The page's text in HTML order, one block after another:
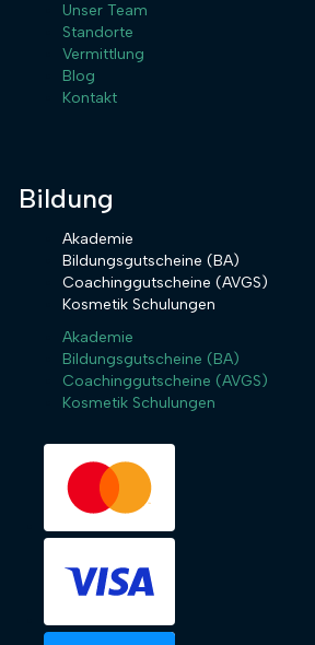
Unser Team
Standorte
Vermittlung
Blog
Kontakt
Bildung
Akademie
Bildungsgutscheine (BA)
Coachinggutscheine (AVGS)
Kosmetik Schulungen
Akademie
Bildungsgutscheine (BA)
Coachinggutscheine (AVGS)
Kosmetik Schulungen